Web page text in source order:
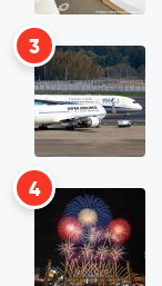
3
4